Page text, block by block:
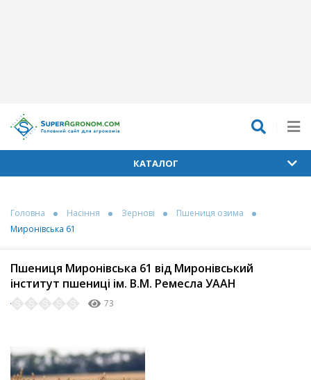
КАТАЛОГ
Головна Насіння Зернові
Пшениця озима
Миронівська 61
Пшениця Миронівська 61 від Миронівський
інститут пшениці ім. В.М. Ремесла УААН
73